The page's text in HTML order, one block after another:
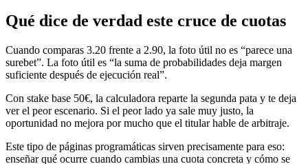
Qué dice de verdad este cruce de cuotas
Cuando comparas 3.20 frente a 2.90, la foto útil no es “parece una
surebet”. La foto útil es “la suma de probabilidades deja margen
suficiente después de ejecución real”.
Con stake base 50€, la calculadora reparte la segunda pata y te deja
ver el peor escenario. Si el peor lado ya sale muy justo, la
oportunidad no mejora por mucho que el titular hable de arbitraje.
Este tipo de páginas programáticas sirven precisamente para eso:
enseñar qué ocurre cuando cambias una cuota concreta y cómo se